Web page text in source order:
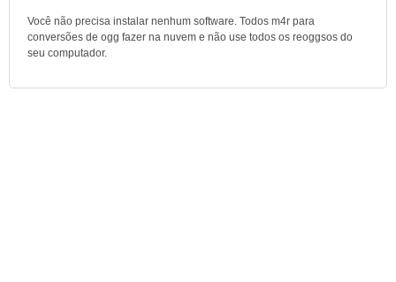
Você não precisa instalar nenhum software. Todos m4r para
conversões de ogg fazer na nuvem e não use todos os reoggsos do
seu computador.